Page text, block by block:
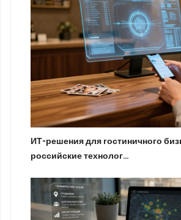
ИТ-решения для гостиничного
российские технолог…